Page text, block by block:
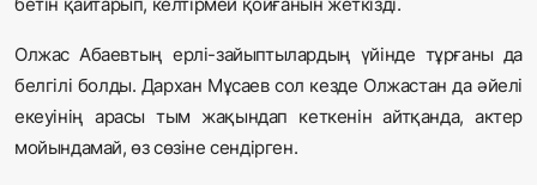
бетін қайтарып, келтірмей қойғанын жеткізді.
Олжас Абаевтың ерлі-зайыптылардың үйінде тұрғаны да
белгілі болды. Дархан Мұсаев сол кезде Олжастан да әйелі
екеуінің арасы тым жақындап кеткенін айтқанда, актер
мойындамай, өз сөзіне сендірген.